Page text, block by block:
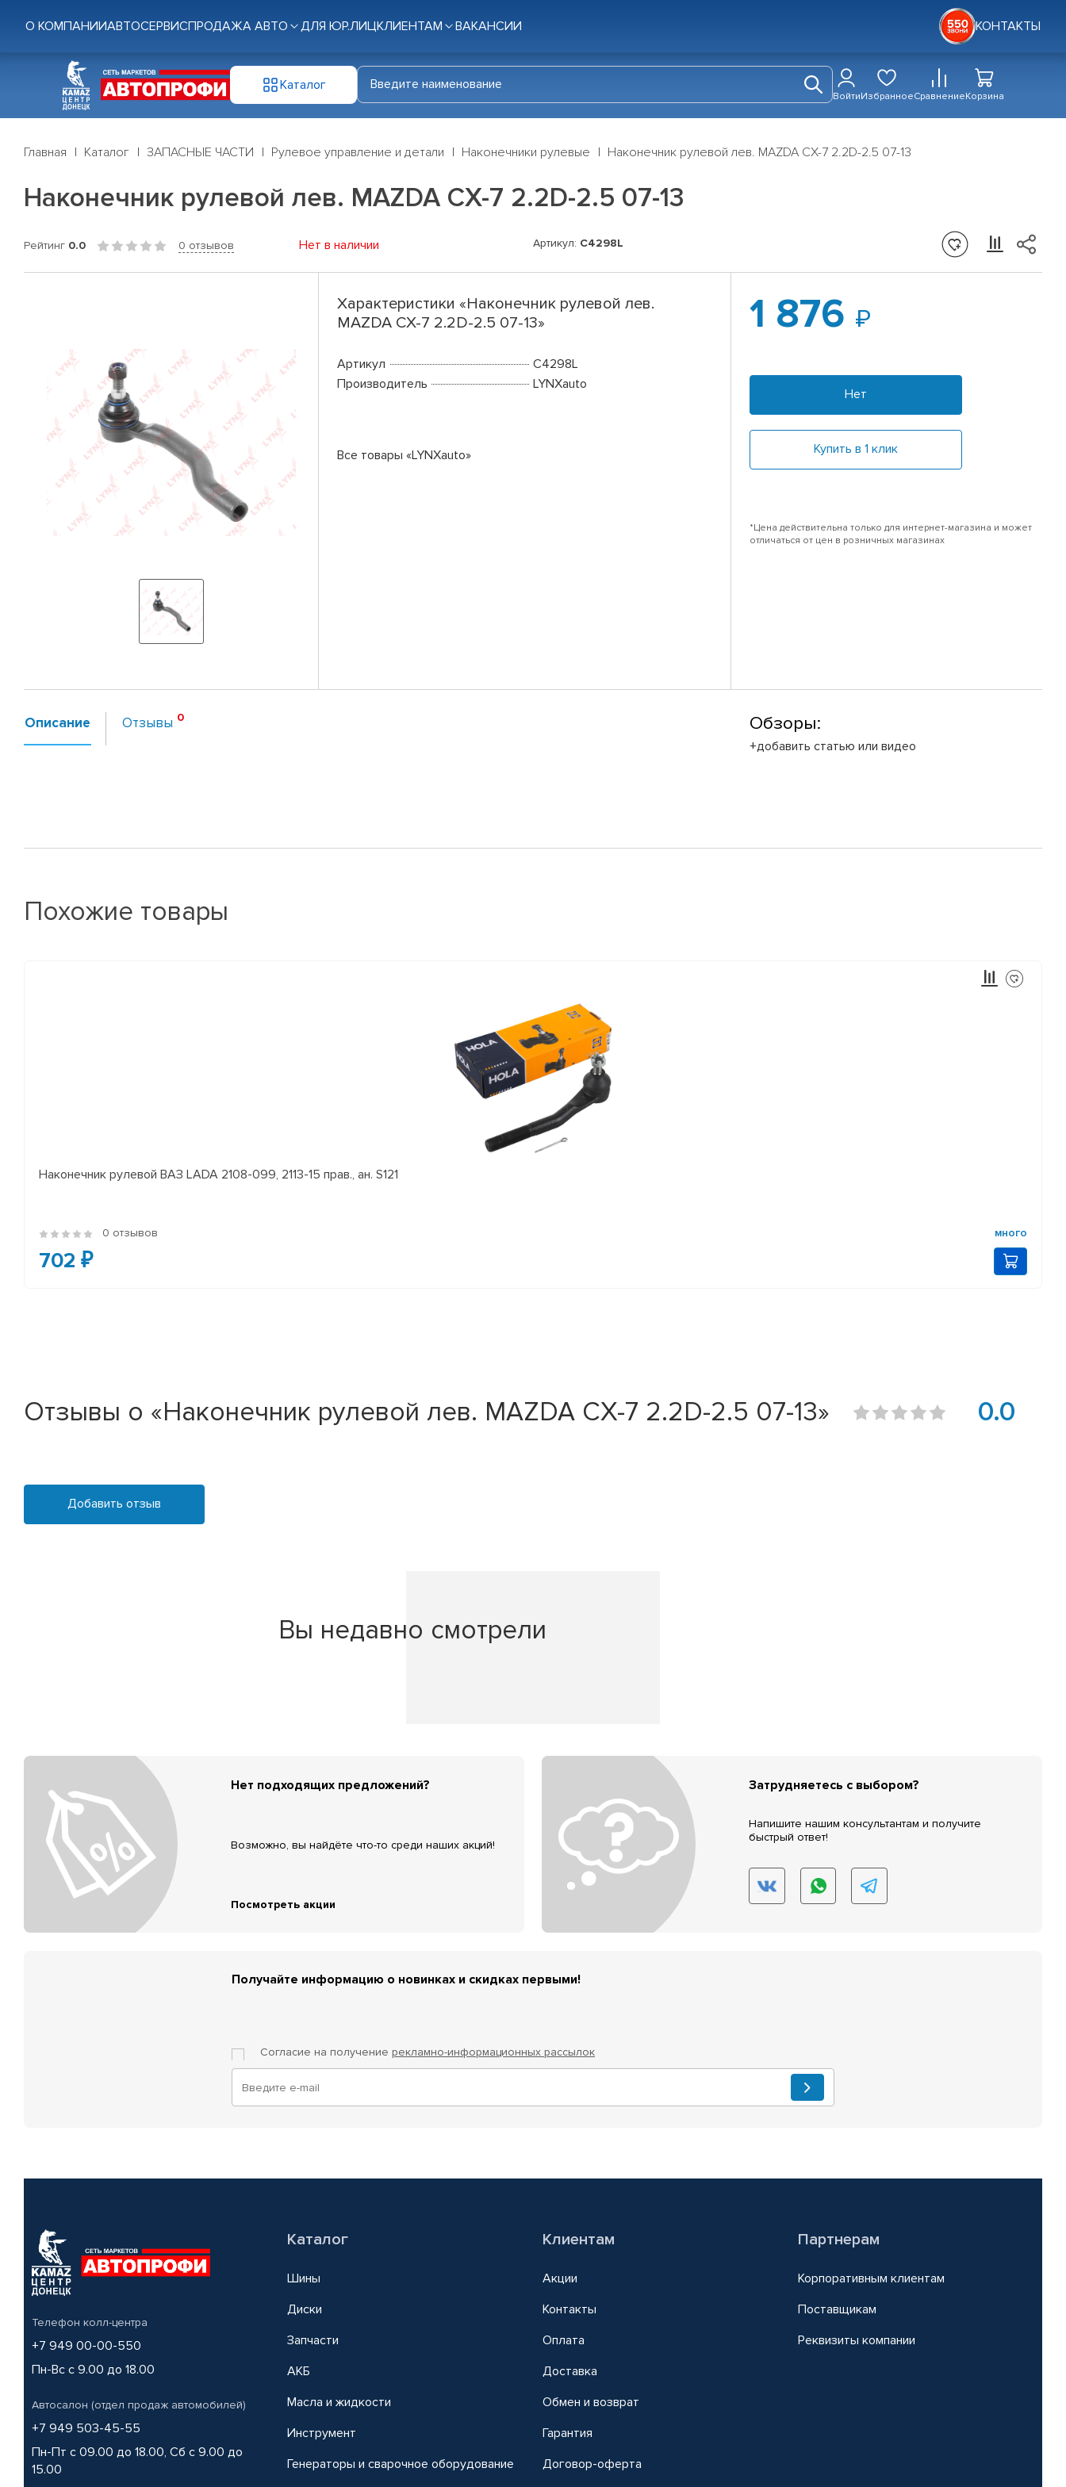
О КОМПАНИИАВТОСЕРВИСПРОДАЖА АВТО ДЛЯ ЮР.ЛИЦКЛИЕНТАМ ВАКАНСИИ КОНТАКТЫ
Каталог
ВойтиИзбранноеСравнениеКорзина
Главная Каталог ЗАПАСНЫЕ ЧАСТИ Рулевое управление и детали Наконечники рулевые Наконечник рулевой лев. MAZDA CX-7 2.2D-2.5 07-13
Наконечник рулевой лев. MAZDA CX-7 2.2D-2.5 07-13
Рейтинг 0.0 0 отзывов Нет в наличии Артикул: C4298L
Характеристики «Наконечник рулевой лев.
MAZDA CX-7 2.2D-2.5 07-13»
Артикул
C4298L
Производитель
LYNXauto
Все товары «LYNXauto»
1 876
Нет
Купить в 1 клик
*Цена действительна только для интернет-магазина и может
отличаться от цен в розничных магазинах
Описание Отзывы Обзоры:
+добавить статью или видео
Похожие товары
Наконечник рулевой ВАЗ LADA 2108-099, 2113-15 прав., ан. S121
0 отзывов много
702 ₽
Отзывы о «Наконечник рулевой лев. MAZDA CX-7 2.2D-2.5 07-13» 0.0
Добавить отзыв
Вы недавно смотрели
Нет подходящих предложений?
Возможно, вы найдёте что-то среди наших акций!
Посмотреть акции
Затрудняетесь с выбором?
Напишите нашим консультантам и получите
быстрый ответ!
Получайте информацию о новинках и скидках первыми!
Согласие на получение рекламно-информационных рассылок
Телефон колл-центра
+7 949 00-00-550
Пн-Вс с 9.00 до 18.00
Автосалон (отдел продаж автомобилей)
+7 949 503-45-55
Пн-Пт с 09.00 до 18.00, Сб с 9.00 до
15.00
Каталог
Шины
Диски
Запчасти
АКБ
Масла и жидкости
Инструмент
Генераторы и сварочное оборудование
Клиентам
Акции
Контакты
Оплата
Доставка
Обмен и возврат
Гарантия
Договор-оферта
Партнерам
Корпоративным клиентам
Поставщикам
Реквизиты компании